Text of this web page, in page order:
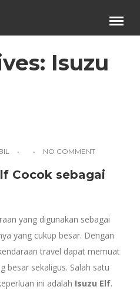
×
Isuzu
NO COMMENT
Cocok sebagai
yang digunakan sebagai
yang cukup besar. Dengan
travel dapat memuat
besar sekaligus. Salah satu
ini adalah Isuzu Elf.